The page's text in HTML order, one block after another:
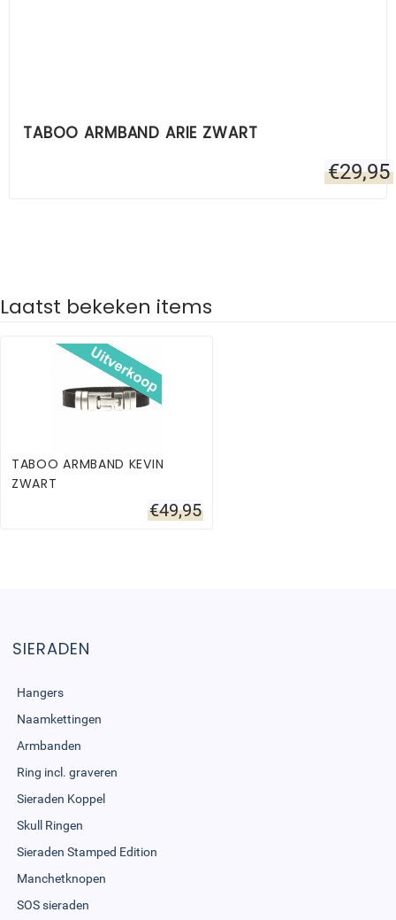
TABOO ARMBAND ARIE ZWART
€29,95
Laatst bekeken items
TABOO ARMBAND KEVIN
ZWART
€49,95
SIERADEN
Hangers
Naamkettingen
Armbanden
Ring incl. graveren
Sieraden Koppel
Skull Ringen
Sieraden Stamped Edition
Manchetknopen
SOS sieraden